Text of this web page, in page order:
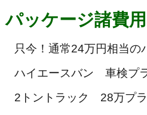
パッケージ諸費用
只今！通常24万円相当の
ハイエースバン 車検プ
2トントラック 28万プ